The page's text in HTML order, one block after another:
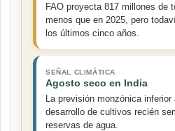
FAO proyecta 817 millones de
menos que en 2025, pero
los últimos cinco años.
SEÑAL CLIMÁTICA
Agosto seco en India
La previsión monzónica
desarrollo de cultivos recién
reservas de agua.